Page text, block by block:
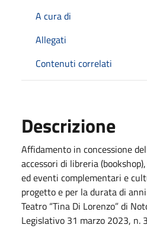
A cura di
Allegati
Contenuti correlati
Descrizione
Affidamento in concessione
accessori di libreria
ed eventi complementari e
progetto e per la durata di
Teatro “Tina Di Lorenzo” di
Legislativo 31 marzo 2023, n.